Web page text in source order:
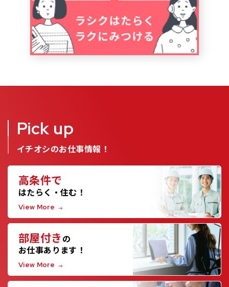
Pick up
イチオシのお仕事情報！
高条件で
はたらく・住む！
View More
部屋付き の
お仕事あります！
View More